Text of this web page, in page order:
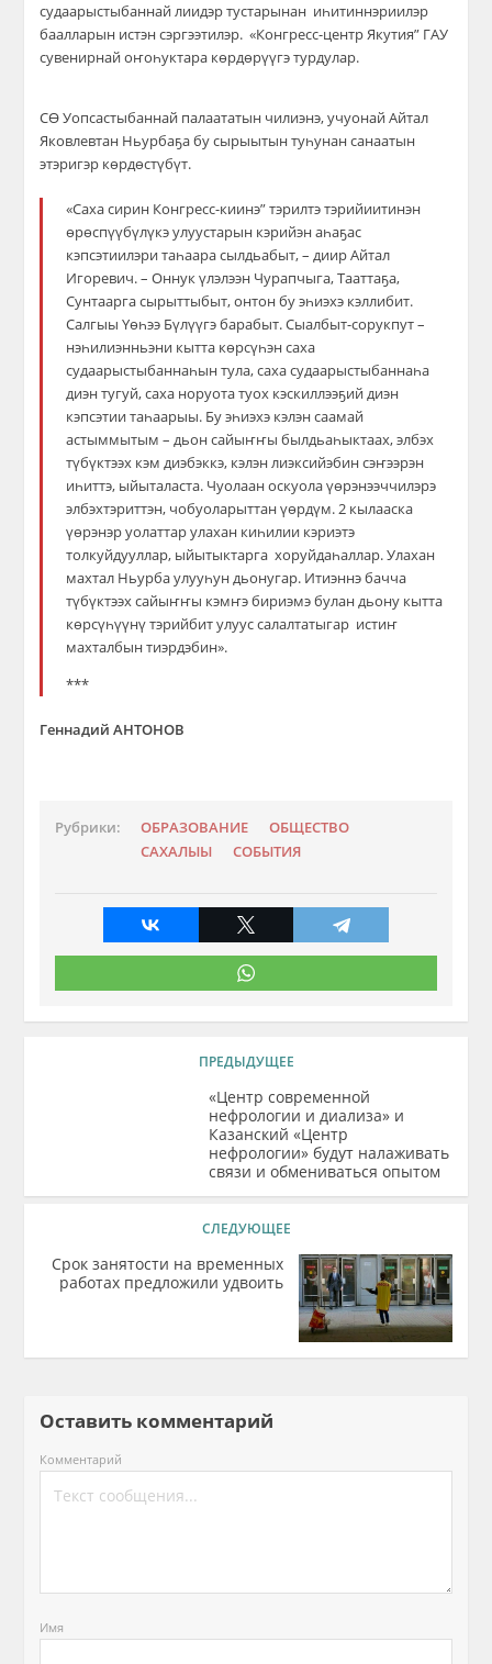
судаарыстыбаннай лиидэр тустарынан иһитиннэриилэр
баалларын истэн сэргээтилэр. «Конгресс-центр Якутия” ГАУ
сувенирнай оҥоһуктара көрдөрүүгэ турдулар.
СӨ Уопсастыбаннай палаататын чилиэнэ, учуонай Айтал
Яковлевтан Ньурбаҕа бу сырыытын туһунан санаатын
этэригэр көрдөстүбүт.
«Саха сирин Конгресс-киинэ” тэрилтэ тэрийиитинэн
өрөспүүбүлүкэ улуустарын кэрийэн аһаҕас
кэпсэтиилэри таһаара сылдьабыт, – диир Айтал
Игоревич. – Оннук үлэлээн Чурапчыга, Тааттаҕа,
Сунтаарга сырыттыбыт, онтон бу эһиэхэ кэллибит.
Салгыы Үөһээ Бүлүүгэ барабыт. Сыалбыт-сорукпут –
нэһилиэнньэни кытта көрсүһэн саха
судаарыстыбаннаһын тула, саха судаарыстыбаннаһа
диэн тугуй, саха норуота туох кэскиллээҕий диэн
кэпсэтии таһаарыы. Бу эһиэхэ кэлэн саамай
астыммытым – дьон сайыҥҥы былдьаһыктаах, элбэх
түбүктээх кэм диэбэккэ, кэлэн лиэксийэбин сэҥээрэн
иһиттэ, ыйыталаста. Чуолаан оскуола үөрэнээччилэрэ
элбэхтэриттэн, чобуоларыттан үөрдүм. 2 кылааска
үөрэнэр уолаттар улахан киһилии кэриэтэ
толкуйдууллар, ыйытыктарга хоруйдаһаллар. Улахан
махтал Ньурба улууһун дьонугар. Итиэннэ бачча
түбүктээх сайыҥҥы кэмҥэ бириэмэ булан дьону кытта
көрсүһүүнү тэрийбит улуус салалтатыгар истиҥ
махталбын тиэрдэбин».
***
Геннадий АНТОНОВ
Рубрики: ОБРАЗОВАНИЕ
ОБЩЕСТВО
САХАЛЫЫ
СОБЫТИЯ
ПРЕДЫДУЩЕЕ
«Центр современной
нефрологии и диализа» и
Казанский «Центр
нефрологии» будут налаживать
связи и обмениваться опытом
СЛЕДУЮЩЕЕ
Срок занятости на временных
работах предложили удвоить
Оставить комментарий
Комментарий
Имя